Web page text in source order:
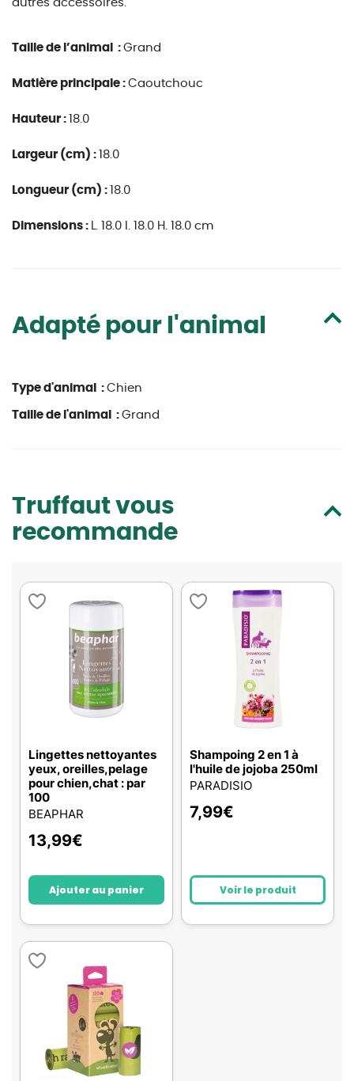
autres accessoires.
Taille de l’animal : Grand
Matière principale : Caoutchouc
Hauteur : 18.0
Largeur (cm) : 18.0
Longueur (cm) : 18.0
Dimensions : L. 18.0 l. 18.0 H. 18.0 cm
Adapté pour l'animal
Type d'animal : Chien
Taille de l'animal : Grand
Truffaut vous
recommande
Lingettes nettoyantes
yeux, oreilles,pelage
pour chien,chat : par
100
BEAPHAR
13,99€
Ajouter au panier
Shampoing 2 en 1 à
l'huile de jojoba 250ml
PARADISIO
7,99€
Voir le produit